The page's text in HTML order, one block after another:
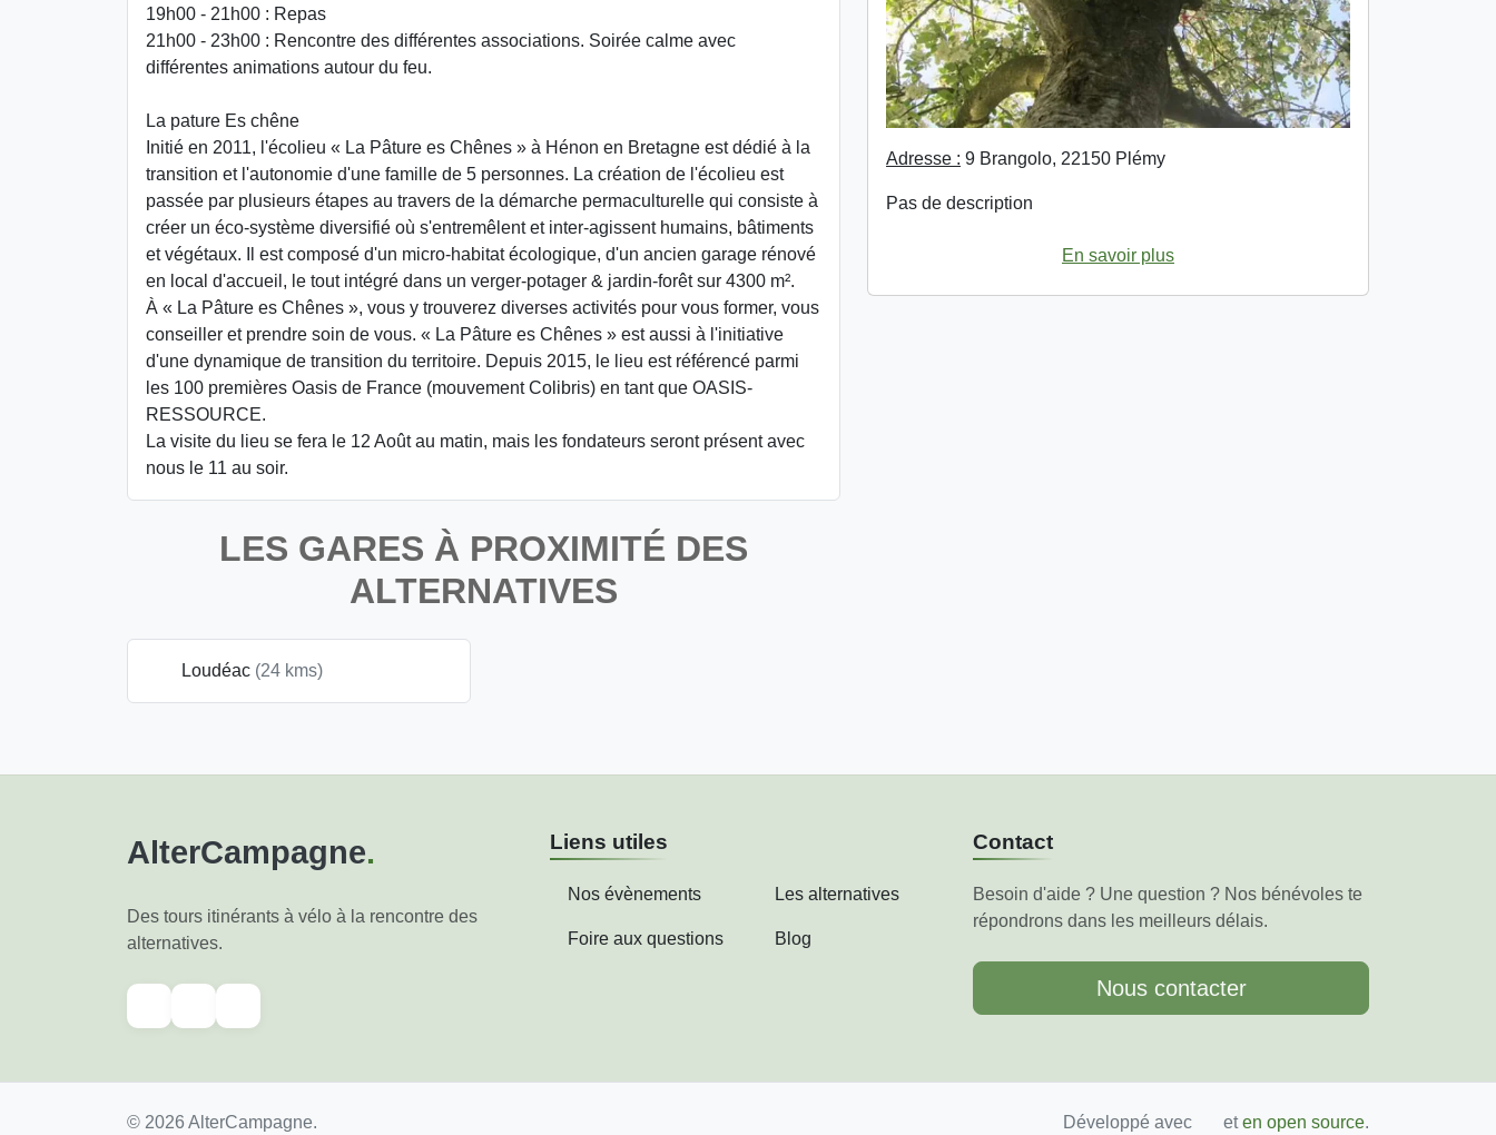
19h00 - 21h00 : Repas
21h00 - 23h00 : Rencontre des différentes associations. Soirée calme avec
différentes animations autour du feu.
La pature Es chêne
Initié en 2011, l'écolieu « La Pâture es Chênes » à Hénon en Bretagne est dédié à la
transition et l'autonomie d'une famille de 5 personnes. La création de l'écolieu est
passée par plusieurs étapes au travers de la démarche permaculturelle qui consiste à
créer un éco-système diversifié où s'entremêlent et inter-agissent humains, bâtiments
et végétaux. Il est composé d'un micro-habitat écologique, d'un ancien garage rénové
en local d'accueil, le tout intégré dans un verger-potager & jardin-forêt sur 4300 m².
À « La Pâture es Chênes », vous y trouverez diverses activités pour vous former, vous
conseiller et prendre soin de vous. « La Pâture es Chênes » est aussi à l'initiative
d'une dynamique de transition du territoire. Depuis 2015, le lieu est référencé parmi
les 100 premières Oasis de France (mouvement Colibris) en tant que OASIS-
RESSOURCE.
La visite du lieu se fera le 12 Août au matin, mais les fondateurs seront présent avec
nous le 11 au soir.
LES GARES À PROXIMITÉ DES
ALTERNATIVES
Loudéac (24 kms)
Adresse : 9 Brangolo, 22150 Plémy
Pas de description
En savoir plus
AlterCampagne.
Des tours itinérants à vélo à la rencontre des
alternatives.
Liens utiles
Nos évènements Les alternatives
Foire aux questions Blog
Contact
Besoin d'aide ? Une question ? Nos bénévoles te
répondrons dans les meilleurs délais.
Nous contacter
© 2026 AlterCampagne. Développé avec eten open source.